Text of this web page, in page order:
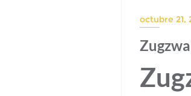
octubre 21,